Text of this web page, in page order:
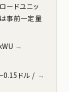
ードユニッ
事前一定量
ドル /